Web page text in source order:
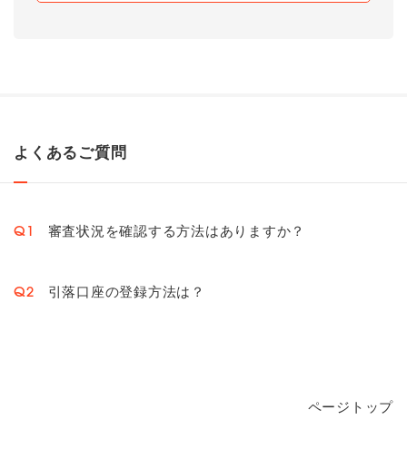
よくあるご質問
Q1 審査状況を確認する方法はありますか？
Q2 引落口座の登録方法は？
ページトップ